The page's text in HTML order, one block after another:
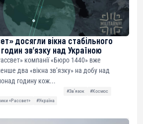
досягли вікна стабільного
зв’язку над Україною
компанії «Бюро 1440» вже
два «вікна зв’язку» на добу над
годину кож...
#Звʼязок
#Космос
«Рассвет»
#Україна